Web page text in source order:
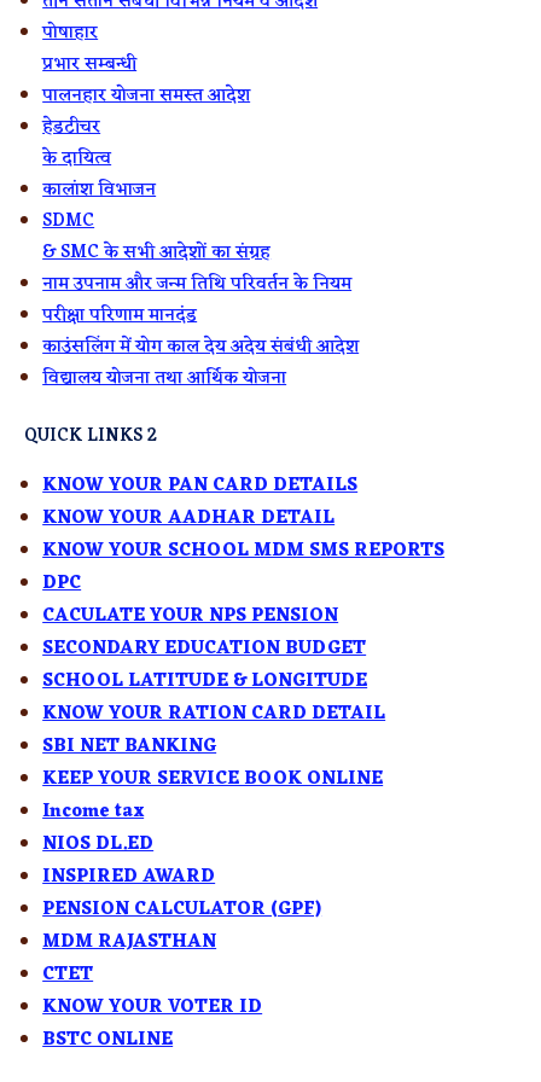
पोषाहार
प्रभार सम्बन्धी
पालनहार योजना समस्त आदेश
हेडटीचर
केदायित्व
कालांश विभाजन
SDMC
& SMC के सभी आदेशों का संग्रह
नाम उपनाम और जन्म तिथि परिवर्तन के नियम
परीक्षा परिणाम मानदंड
काउंसलिंग में योग काल देय अदेय संबंधी आदेश
विद्यालय योजना तथा आर्थिक योजना
QUICK LINKS 2
KNOW YOUR PAN CARD DETAILS
KNOW YOUR AADHAR DETAIL
KNOW YOUR SCHOOL MDM SMS REPORTS
DPC
CACULATE YOUR NPS PENSION
SECONDARY EDUCATION BUDGET
SCHOOL LATITUDE & LONGITUDE
KNOW YOUR RATION CARD DETAIL
SBI NET BANKING
KEEP YOUR SERVICE BOOK ONLINE
Income tax
NIOS DL.ED
INSPIRED AWARD
PENSION CALCULATOR (GPF)
MDM RAJASTHAN
CTET
KNOW YOUR VOTER ID
BSTC ONLINE